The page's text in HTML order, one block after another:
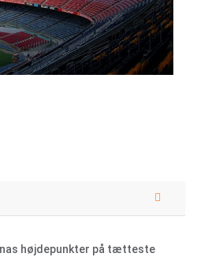
højdepunkter på tætteste